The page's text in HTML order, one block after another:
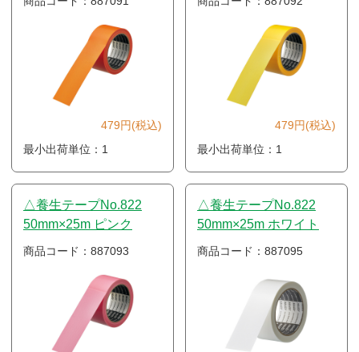
479円(税込)
最小出荷単位：1
479円(税込)
最小出荷単位：1
△養生テープNo.822
50mm×25m ピンク
商品コード：887093
△養生テープNo.822
50mm×25m ホワイト
商品コード：887095